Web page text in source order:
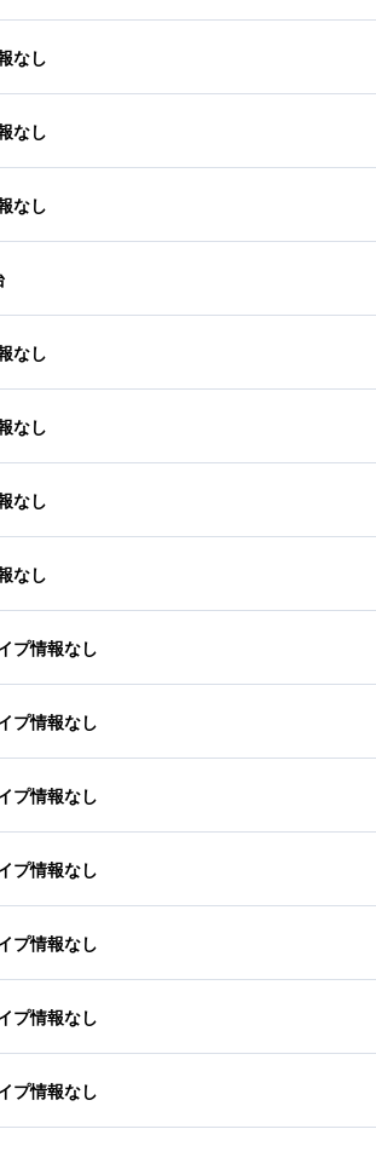
なし
なし
なし
なし
なし
なし
なし
プ情報なし
プ情報なし
プ情報なし
プ情報なし
プ情報なし
プ情報なし
プ情報なし